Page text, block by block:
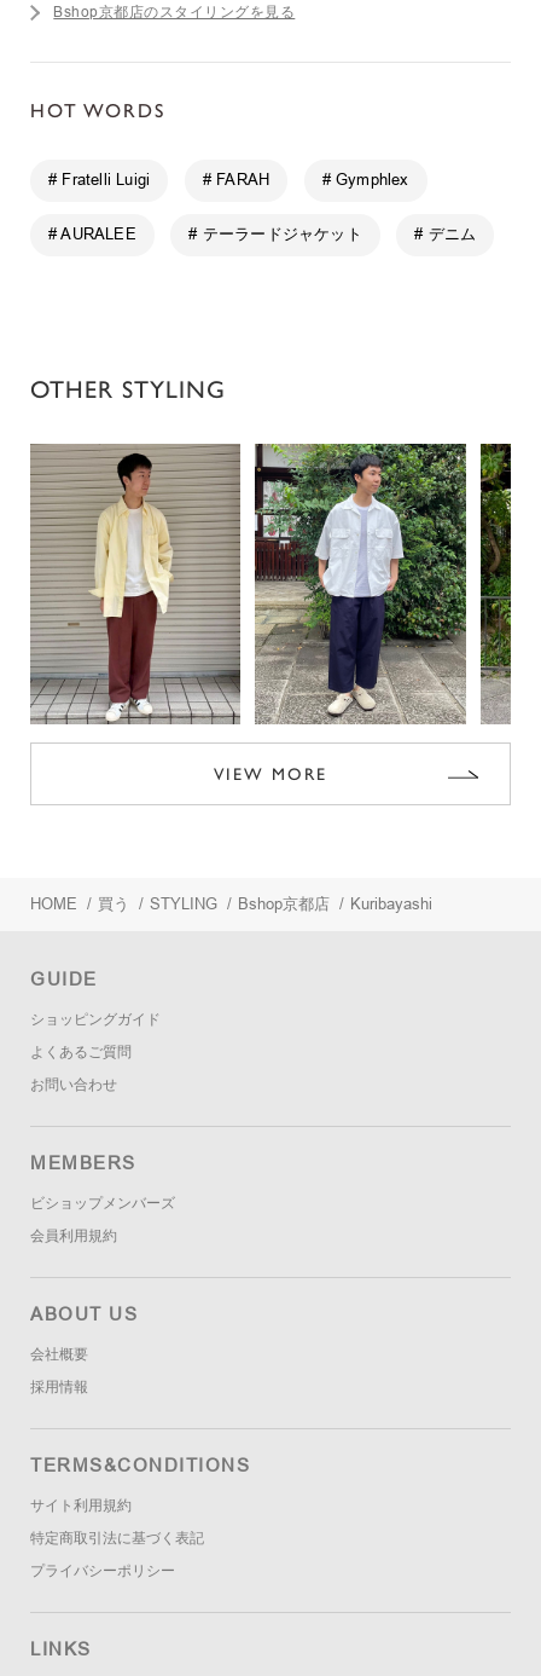
Bshop京都店のスタイリングを見る
HOT WORDS
# Fratelli Luigi # FARAH # Gymphlex
# AURALEE # テーラードジャケット # デニム
OTHER STYLING
VIEW MORE
HOME / 買う / STYLING / Bshop京都店 / Kuribayashi
GUIDE
ショッピングガイド
よくあるご質問
お問い合わせ
MEMBERS
ビショップメンバーズ
会員利用規約
ABOUT US
会社概要
採用情報
TERMS&CONDITIONS
サイト利用規約
特定商取引法に基づく表記
プライバシーポリシー
LINKS